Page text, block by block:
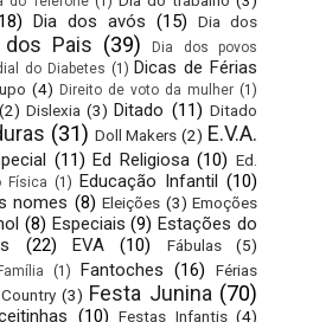
Dia dos avós (15)
Dia dos
dos Pais (39)
Dia dos povos
do Diabetes (1) Dicas de Férias
(4) Direito de voto da mulher (1)
(2) Dislexia (3) Ditado (11) Ditado
(31) Doll Makers (2) E.V.A.
(11) Ed Religiosa (10) Ed.
Física (1) Educação Infantil (10)
nomes (8) Eleições (3) Emoções
(8) Especiais (9) Estações do
(22) EVA (10) Fábulas (5)
(1) Fantoches (16)
Férias
(3) Festa Junina (70)
(10) Festas Infantis (4)